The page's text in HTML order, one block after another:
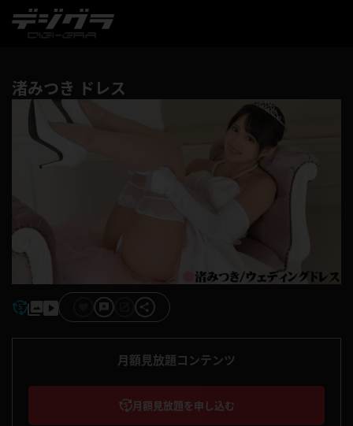
渚みつき ドレス
月額見放題コンテンツ
月額見放題を申し込む